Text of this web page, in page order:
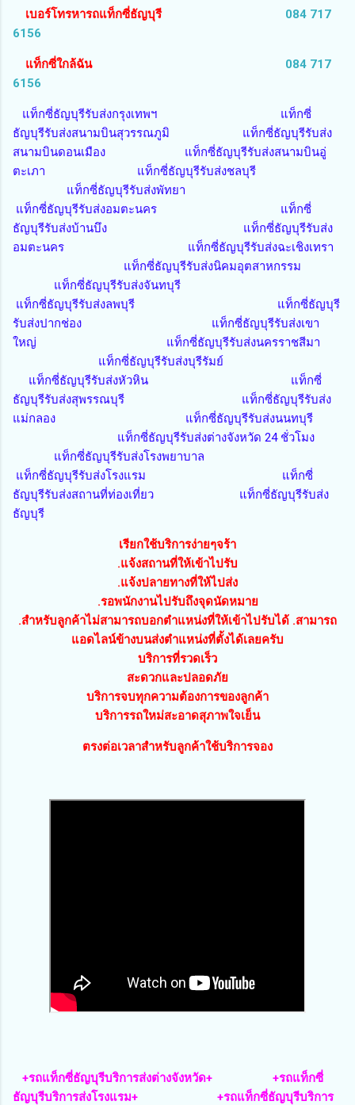
เบอร์โทรหารถแท็กซี่ธัญบุรี 084 717
6156
แท็กซี่ใกล้ฉัน 084 717
6156
แท็กซี่ธัญบุรีรับส่งกรุงเทพฯ แท็กซี่
ธัญบุรีรับส่งสนามบินสุวรรณภูมิ แท็กซี่ธัญบุรีรับส่ง
สนามบินดอนเมือง แท็กซี่ธัญบุรีรับส่งสนามบินอู่
ตะเภา แท็กซี่ธัญบุรีรับส่งชลบุรี
แท็กซี่ธัญบุรีรับส่งพัทยา
แท็กซี่ธัญบุรีรับส่งอมตะนคร แท็กซี่
ธัญบุรีรับส่งบ้านบึง แท็กซี่ธัญบุรีรับส่ง
อมตะนคร แท็กซี่ธัญบุรีรับส่งฉะเชิงเทรา
แท็กซี่ธัญบุรีรับส่งนิคมอุตสาหกรรม
แท็กซี่ธัญบุรีรับส่งจันทบุรี
แท็กซี่ธัญบุรีรับส่งลพบุรี แท็กซี่ธัญบุรี
รับส่งปากช่อง แท็กซี่ธัญบุรีรับส่งเขา
ใหญ่ แท็กซี่ธัญบุรีรับส่งนครราชสีมา
แท็กซี่ธัญบุรีรับส่งบุรีรัมย์
แท็กซี่ธัญบุรีรับส่งหัวหิน แท็กซี่
ธัญบุรีรับส่งสุพรรณบุรี แท็กซี่ธัญบุรีรับส่ง
แม่กลอง แท็กซี่ธัญบุรีรับส่งนนทบุรี
แท็กซี่ธัญบุรีรับส่งต่างจังหวัด 24 ชั่วโมง
แท็กซี่ธัญบุรีรับส่งโรงพยาบาล
แท็กซี่ธัญบุรีรับส่งโรงแรม แท็กซี่
ธัญบุรีรับส่งสถานที่ท่องเที่ยว แท็กซี่ธัญบุรีรับส่ง
ธัญบุรี
เรียกใช้บริการง่ายๆจร้า
.แจ้งสถานที่ให้เข้าไปรับ
.แจ้งปลายทางที่ให้ไปส่ง
.รอพนักงานไปรับถึงจุดนัดหมาย
.สำหรับลูกค้าไม่สามารถบอกตำแหน่งที่ให้เข้าไปรับได้ .สามารถ
แอดไลน์ข้างบนส่งตำแหน่งที่ตั้งได้เลยครับ
บริการที่รวดเร็ว
สะดวกและปลอดภัย
บริการจบทุกความต้องการของลูกค้า
บริการรถใหม่สะอาดสุภาพใจเย็น
ตรงต่อเวลาสำหรับลูกค้าใช้บริการจอง
+รถแท็กซี่ธัญบุรีบริการส่งต่างจังหวัด+ +รถแท็กซี่
ธัญบุรีบริการส่งโรงแรม+ +รถแท็กซี่ธัญบุรีบริการ